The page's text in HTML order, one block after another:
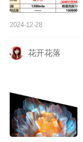
2024-12-28
花开花落